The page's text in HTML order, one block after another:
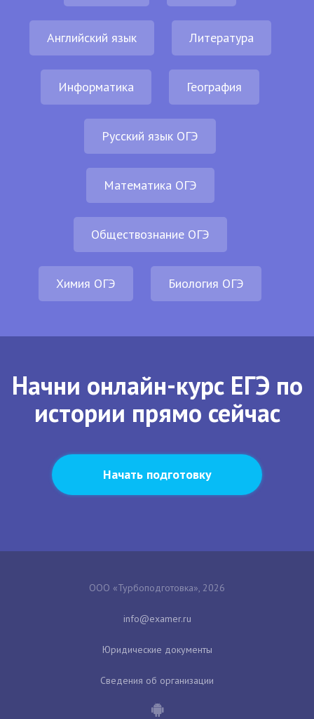
Английский язык Литература
Информатика География
Русский язык ОГЭ
Математика ОГЭ
Обществознание ОГЭ
Химия ОГЭ Биология ОГЭ
Начни онлайн-курс ЕГЭ по
истории прямо сейчас
Начать подготовку
ООО «Турбоподготовка», 2026
Юридические документы
Сведения об организации